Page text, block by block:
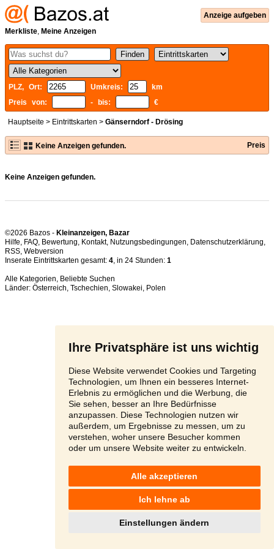
Ihre Privatsphäre ist uns wichtig
Diese Website verwendet Cookies und Targeting
Technologien, um Ihnen ein besseres Internet-
Erlebnis zu ermöglichen und die Werbung, die
Sie sehen, besser an Ihre Bedürfnisse
anzupassen. Diese Technologien nutzen wir
außerdem, um Ergebnisse zu messen, um zu
verstehen, woher unsere Besucher kommen
oder um unsere Website weiter zu entwickeln.
Alle akzeptieren
Ich lehne ab
Einstellungen ändern
Anzeige aufgeben
Merkliste, Meine Anzeigen
PLZ, Ort: Umkreis:
km
Preis von:
- bis: €
Hauptseite > Eintrittskarten > Gänserndorf - Drösing
Keine Anzeigen gefunden. Preis
Keine Anzeigen gefunden.
©2026 Bazos - Kleinanzeigen, Bazar
Hilfe, FAQ, Bewertung, Kontakt, Nutzungsbedingungen, Datenschutzerklärung,
RSS,
Inserate Eintrittskarten gesamt: 4, in 24 Stunden: 1
Alle Kategorien, Beliebte Suchen
Länder: Österreich, Tschechien, Slowakei, Polen